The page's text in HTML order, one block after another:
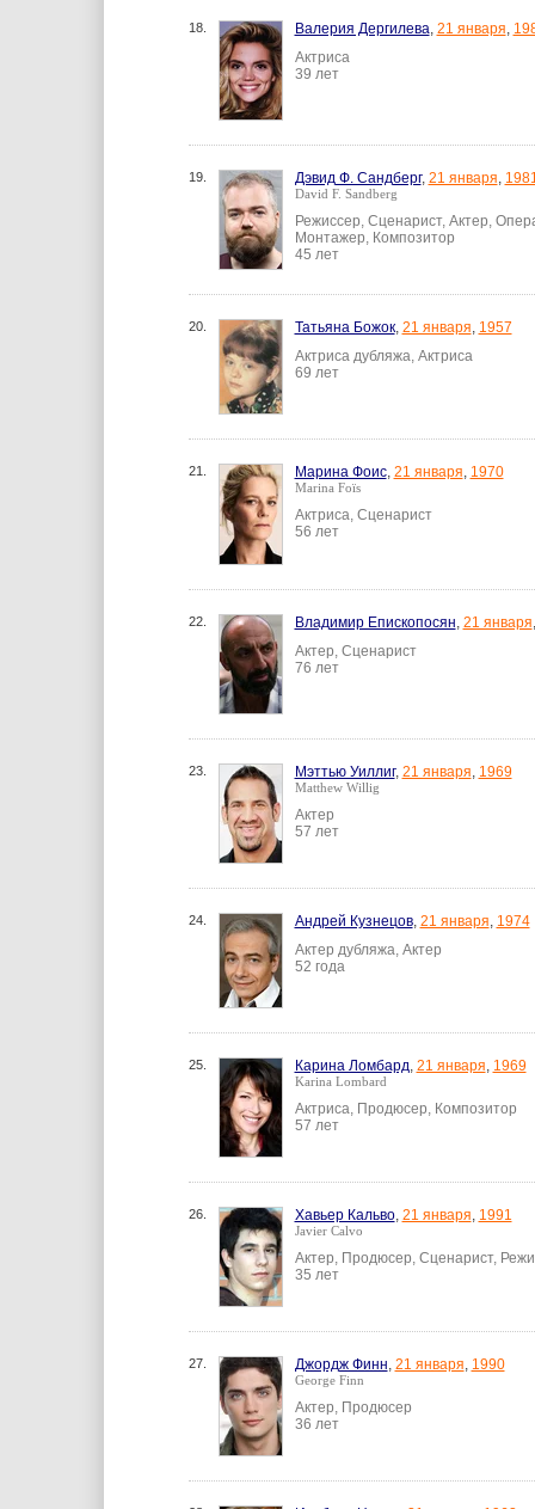
18. Валерия Дергилева, 21 января,
Актриса
39 лет
19. Дэвид Ф. Сандберг, 21 января,
David F. Sandberg
Режиссер, Сценарист, Актер,
Монтажер, Композитор
45 лет
20. Татьяна Божок, 21 января, 1957
Актриса дубляжа, Актриса
69 лет
21. Марина Фоис, 21 января, 1970
Marina Foïs
Актриса, Сценарист
56 лет
22. Владимир Епископосян, 21 января
Актер, Сценарист
76 лет
23. Мэттью Уиллиг, 21 января, 1969
Matthew Willig
Актер
57 лет
24. Андрей Кузнецов, 21 января, 1974
Актер дубляжа, Актер
52 года
25. Карина Ломбард, 21 января, 1969
Karina Lombard
Актриса, Продюсер, Композитор
57 лет
26. Хавьер Кальво, 21 января, 1991
Javier Calvo
Актер, Продюсер, Сценарист,
35 лет
27. Джордж Финн, 21 января, 1990
George Finn
Актер, Продюсер
36 лет